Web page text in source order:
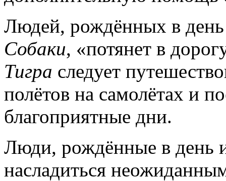
Людей, рождённых в
Собаки, «потянет в
Тигра следует
полётов на самолётах и
благоприятные дни.
Люди, рождённые в день
насладиться